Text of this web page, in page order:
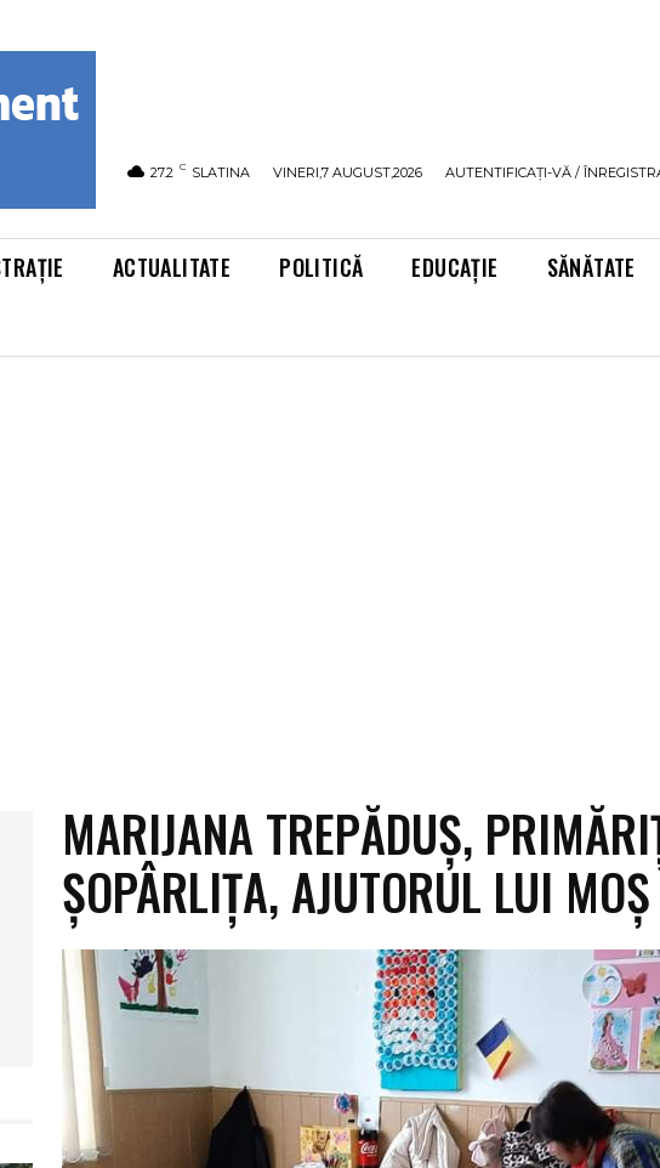
27.2 C SLATINA VINERI,7 AUGUST,2026 AUTENTIFICAȚI-VĂ /
ACTUALITATE POLITICĂ EDUCAȚIE SĂNĂTATE
MARIJANA TREPĂDUȘ,
ȘOPÂRLIȚA, AJUTORUL LUI